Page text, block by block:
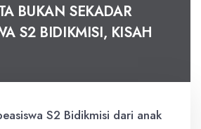
BUKAN SEKADAR
S2 BIDIKMISI, KISAH
S2 Bidikmisi dari anak